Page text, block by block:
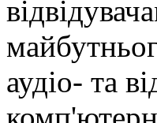
аудіо- та